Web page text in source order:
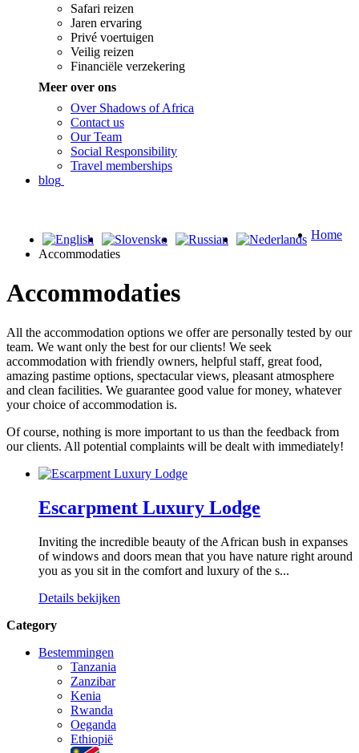
Safari reizen
Jaren ervaring
Privé voertuigen
Veilig reizen
Financiële verzekering
Meer over ons
Over Shadows of Africa
Contact us
Our Team
Social Responsibility
Travel memberships
blog
Home
Accommodaties
Accommodaties
All the accommodation options we offer are personally tested by our
team. We want only the best for our clients! We seek
accommodation with friendly owners, helpful staff, great food,
amazing pastime options, spectacular views, pleasant atmosphere
and clean facilities. We guarantee good value for money, whatever
your choice of accommodation is.
Of course, nothing is more important to us than the feedback from
our clients. All potential complaints will be dealt with immediately!
Escarpment Luxury Lodge
Inviting the incredible beauty of the African bush in expanses
of windows and doors mean that you have nature right around
you as you sit in the comfort and luxury of the s...
Details bekijken
Category
Bestemmingen
Tanzania
Zanzibar
Kenia
Rwanda
Oeganda
Ethiopië